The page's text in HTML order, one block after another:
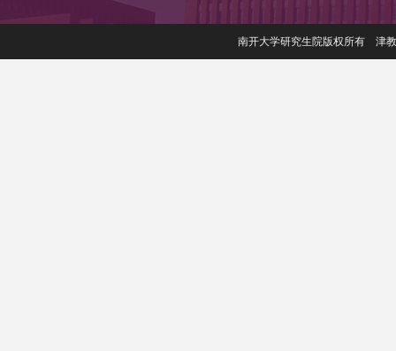
南开大学研究生院版权所有 津